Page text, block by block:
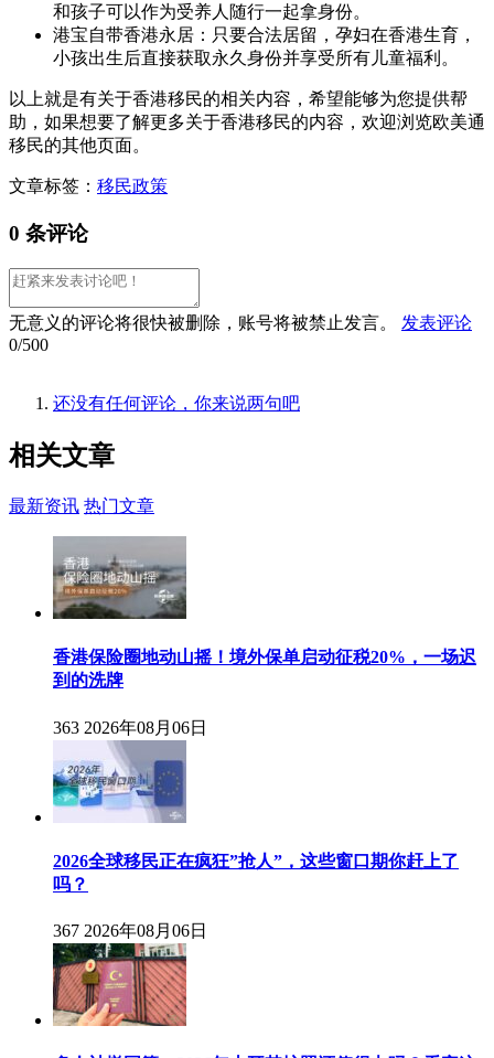
和孩子可以作为受养人随行一起拿身份。
港宝自带香港永居：只要合法居留，孕妇在香港生育，
小孩出生后直接获取永久身份并享受所有儿童福利。
以上就是有关于香港移民的相关内容，希望能够为您提供帮
助，如果想要了解更多关于香港移民的内容，欢迎浏览欧美通
移民的其他页面。
文章标签： 移民政策
0 条评论
无意义的评论将很快被删除，账号将被禁止发言。
发表评论
0/500
还没有任何评论，你来说两句吧
相关文章
最新资讯 热门文章
香港保险圈地动山摇！境外保单启动征税20%，一场迟
到的洗牌
363 2026年08月06日
2026全球移民正在疯狂”抢人”，这些窗口期你赶上了
吗？
367 2026年08月06日